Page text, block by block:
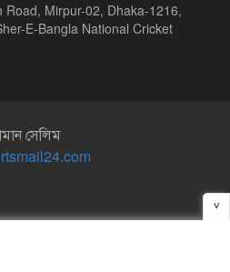
^
Mirpur-02, Dhaka-1216,
E-Bangla National Cricket
সেলিম